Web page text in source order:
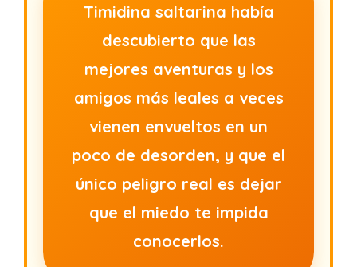
Timidina saltarina había
descubierto que las
mejores aventuras y los
amigos más leales a veces
vienen envueltos en un
poco de desorden, y que el
único peligro real es dejar
que el miedo te impida
conocerlos.